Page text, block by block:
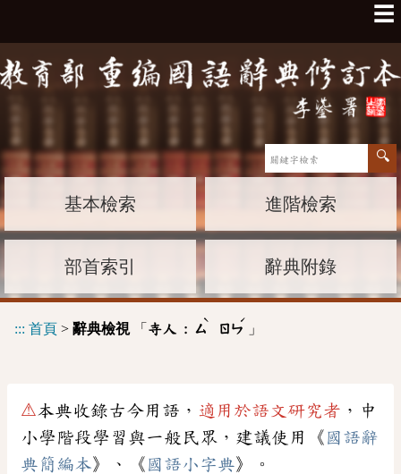
☰
基本檢索 進階檢索
部首索引 辭典附錄
::: 首頁 > 辭典檢視「 寺人 : ㄙ
ˋ
ㄖㄣ
ˊ
」
⚠本典收錄古今用語， 適用於語文研究者 ，中
小學階段學習與一般民眾，建議使用《 國語辭
典簡編本》、《 國語小字典》。